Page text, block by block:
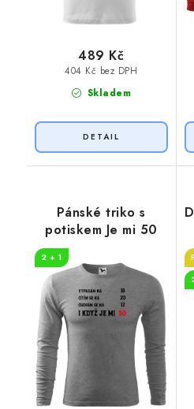
Skladem
404 Kč bez DPH
489 Kč
Pánské triko s
potiskem Je mi 50
2 + 1